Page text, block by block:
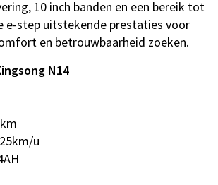
10 inch banden en een bereik tot
e-step uitstekende prestaties voor
en betrouwbaarheid zoeken.
N14
u